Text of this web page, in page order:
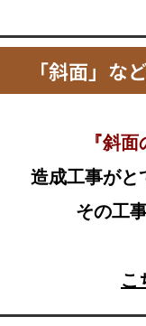
「斜面」な
『斜面
造成工事がと
その工
こ